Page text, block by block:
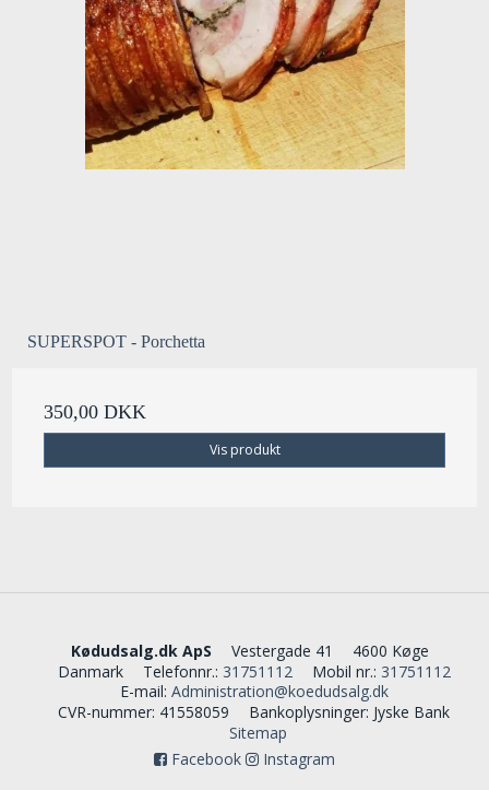
SUPERSPOT - Porchetta
350,00 DKK
Vis produkt
Kødudsalg.dk ApS Vestergade 41
4600 Køge
Danmark
Telefonnr.: 31751112 Mobil nr.: 31751112
E-mail: Administration@koedudsalg.dk
CVR-nummer: 41558059 Bankoplysninger: Jyske Bank
Sitemap
Facebook
Instagram